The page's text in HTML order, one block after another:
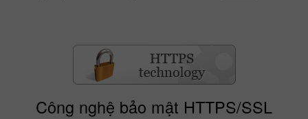
Công nghệ bảo mật HTTPS/SSL